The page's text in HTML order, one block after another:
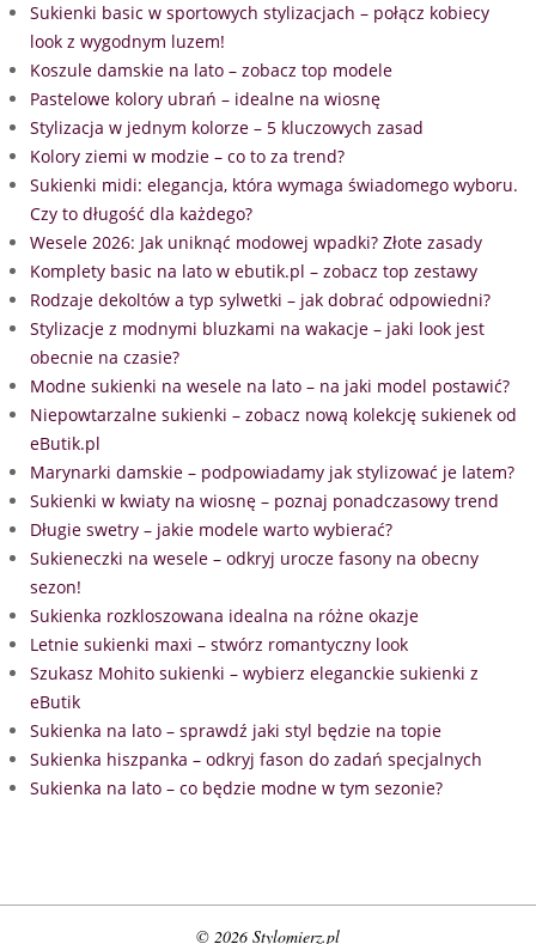
Sukienki basic w sportowych stylizacjach – połącz kobiecy
look z wygodnym luzem!
Koszule damskie na lato – zobacz top modele
Pastelowe kolory ubrań – idealne na wiosnę
Stylizacja w jednym kolorze – 5 kluczowych zasad
Kolory ziemi w modzie – co to za trend?
Sukienki midi: elegancja, która wymaga świadomego wyboru.
Czy to długość dla każdego?
Wesele 2026: Jak uniknąć modowej wpadki? Złote zasady
Komplety basic na lato w ebutik.pl – zobacz top zestawy
Rodzaje dekoltów a typ sylwetki – jak dobrać odpowiedni?
Stylizacje z modnymi bluzkami na wakacje – jaki look jest
obecnie na czasie?
Modne sukienki na wesele na lato – na jaki model postawić?
Niepowtarzalne sukienki – zobacz nową kolekcję sukienek od
eButik.pl
Marynarki damskie – podpowiadamy jak stylizować je latem?
Sukienki w kwiaty na wiosnę – poznaj ponadczasowy trend
Długie swetry – jakie modele warto wybierać?
Sukieneczki na wesele – odkryj urocze fasony na obecny
sezon!
Sukienka rozkloszowana idealna na różne okazje
Letnie sukienki maxi – stwórz romantyczny look
Szukasz Mohito sukienki – wybierz eleganckie sukienki z
eButik
Sukienka na lato – sprawdź jaki styl będzie na topie
Sukienka hiszpanka – odkryj fason do zadań specjalnych
Sukienka na lato – co będzie modne w tym sezonie?
© 2026 Stylomierz.pl